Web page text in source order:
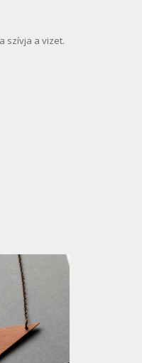
szívja a vizet.